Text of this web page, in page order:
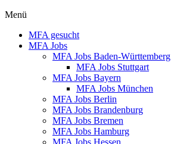
Menü
MFA gesucht
MFA Jobs
MFA Jobs Baden-Württemberg
MFA Jobs Stuttgart
MFA Jobs Bayern
MFA Jobs München
MFA Jobs Berlin
MFA Jobs Brandenburg
MFA Jobs Bremen
MFA Jobs Hamburg
MFA Jobs Hessen